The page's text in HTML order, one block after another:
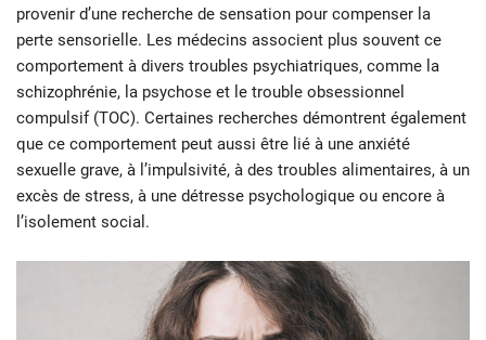
provenir d’une recherche de sensation pour compenser la
perte sensorielle. Les médecins associent plus souvent ce
comportement à divers troubles psychiatriques, comme la
schizophrénie, la psychose et le trouble obsessionnel
compulsif (TOC). Certaines recherches démontrent également
que ce comportement peut aussi être lié à une anxiété
sexuelle grave, à l’impulsivité, à des troubles alimentaires, à un
excès de stress, à une détresse psychologique ou encore à
l’isolement social.